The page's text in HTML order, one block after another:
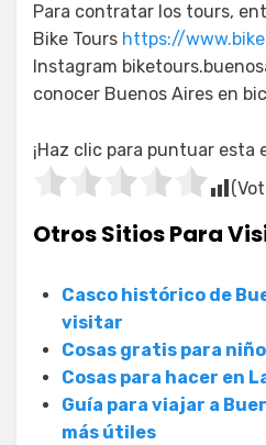
Para contratar los tours,
Bike Tours https://
Instagram
conocer Buenos Aires en
¡Haz clic para puntuar esta
Otros Sitios Para
Casco histórico de
visitar
Cosas gratis para
Cosas para hacer en
Guía para viajar a
más útiles